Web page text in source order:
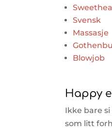
Svensk
Massasje
Blowjob
Happy
Ikke bare
som litt